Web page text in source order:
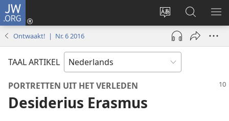
JW.ORG
Taal
site
wijzigen
Inloggen
(opent
nieuw
venster)
Zoeken
op
JW.ORG
Ontwaakt! | Nr. 6 2016
TAAL ARTIKEL
PORTRETTEN UIT HET VERLEDEN
Desiderius Erasmus